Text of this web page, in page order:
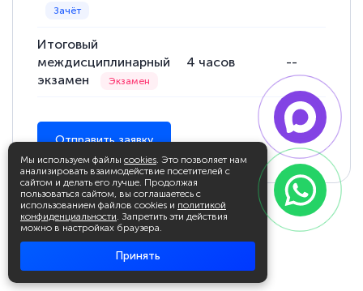
Мы используем файлы cookies. Это позволяет нам
анализировать взаимодействие посетителей с
сайтом и делать его лучше. Продолжая
пользоваться сайтом, вы соглашаетесь с
использованием файлов cookies и политикой
конфиденциальности. Запретить эти действия
можно в настройках браузера.
Принять
Итоговый
междисциплинарный
экзамен
4 часов --
Отправить заявку